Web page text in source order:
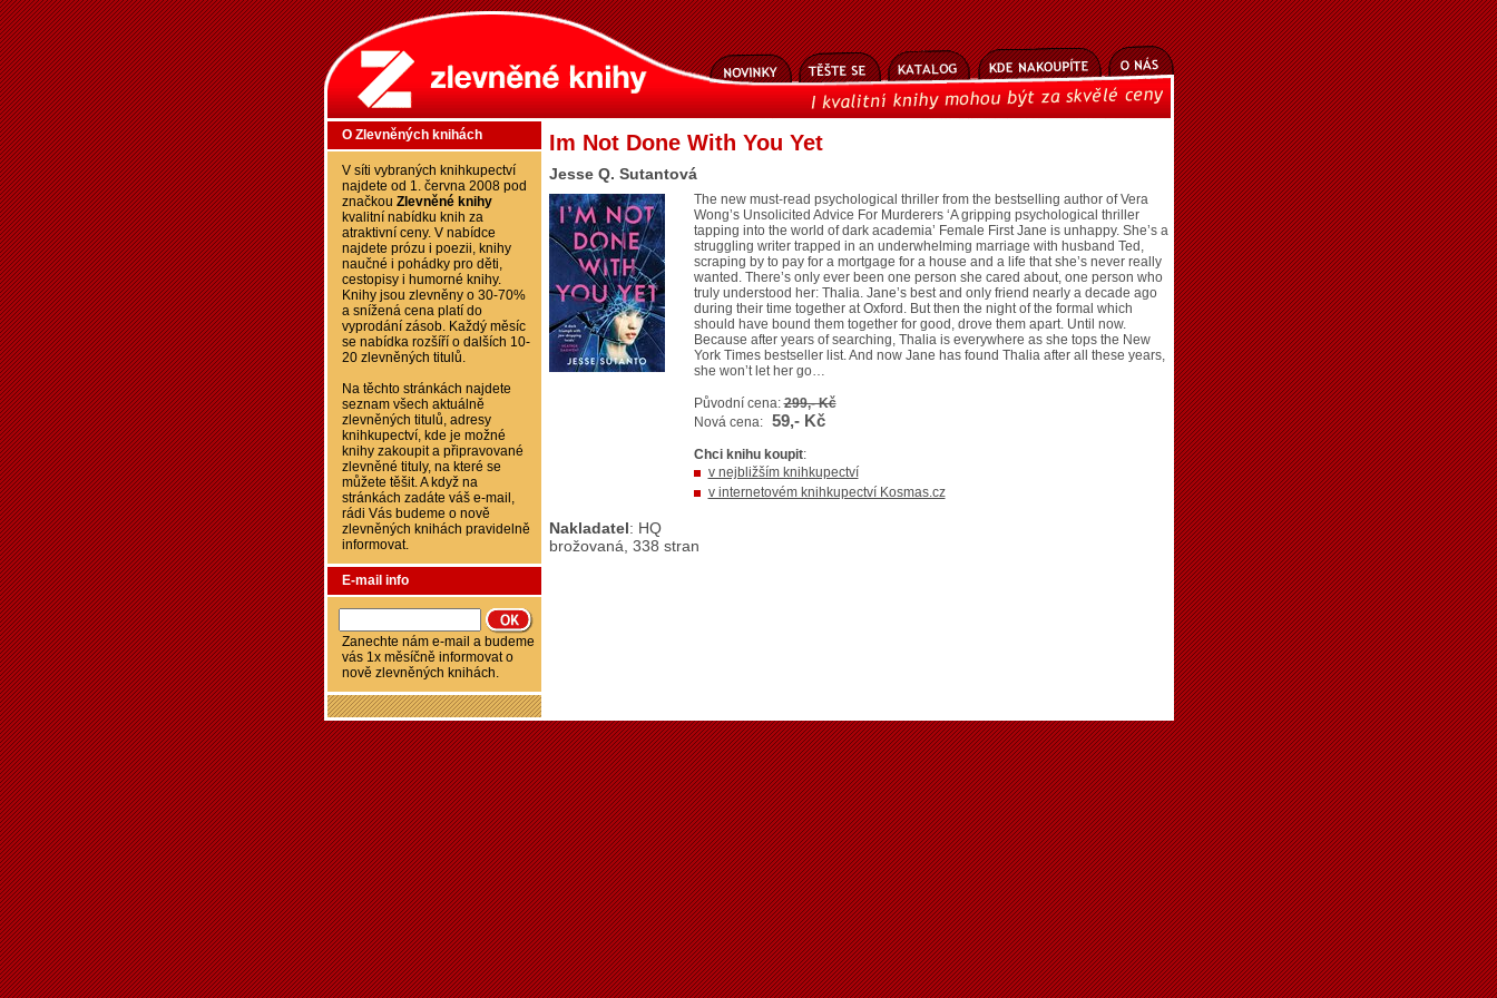
Im Not Done With You Yet
Jesse Q. Sutantová
The new must-read psychological thriller from the bestselling author of Vera
Wong’s Unsolicited Advice For Murderers ‘A gripping psychological thriller
tapping into the world of dark academia’ Female First Jane is unhappy. She’s a
struggling writer trapped in an underwhelming marriage with husband Ted,
scraping by to pay for a mortgage for a house and a life that she’s never really
wanted. There’s only ever been one person she cared about, one person who
truly understood her: Thalia. Jane’s best and only friend nearly a decade ago
during their time together at Oxford. But then the night of the formal which
should have bound them together for good, drove them apart. Until now.
Because after years of searching, Thalia is everywhere as she tops the New
York Times bestseller list. And now Jane has found Thalia after all these years,
she won’t let her go…
Původní cena:299,- Kč
Nová cena: 59,- Kč
Chci knihu koupit:
v nejbližším knihkupectví
v internetovém knihkupectví Kosmas.cz
Nakladatel: HQ
brožovaná, 338 stran
O Zlevněných knihách
V síti vybraných knihkupectví
najdete od 1. června 2008 pod
značkou Zlevněné knihy
kvalitní nabídku knih za
atraktivní ceny. V nabídce
najdete prózu i poezii, knihy
naučné i pohádky pro děti,
cestopisy i humorné knihy.
Knihy jsou zlevněny o 30-70%
a snížená cena platí do
vyprodání zásob. Každý měsíc
se nabídka rozšíří o dalších 10-
20 zlevněných titulů.
Na těchto stránkách najdete
seznam všech aktuálně
zlevněných titulů, adresy
knihkupectví, kde je možné
knihy zakoupit a připravované
zlevněné tituly, na které se
můžete těšit. A když na
stránkách zadáte váš e-mail,
rádi Vás budeme o nově
zlevněných knihách pravidelně
informovat.
E-mail info
Zanechte nám e-mail a budeme
vás 1x měsíčně informovat o
nově zlevněných knihách.